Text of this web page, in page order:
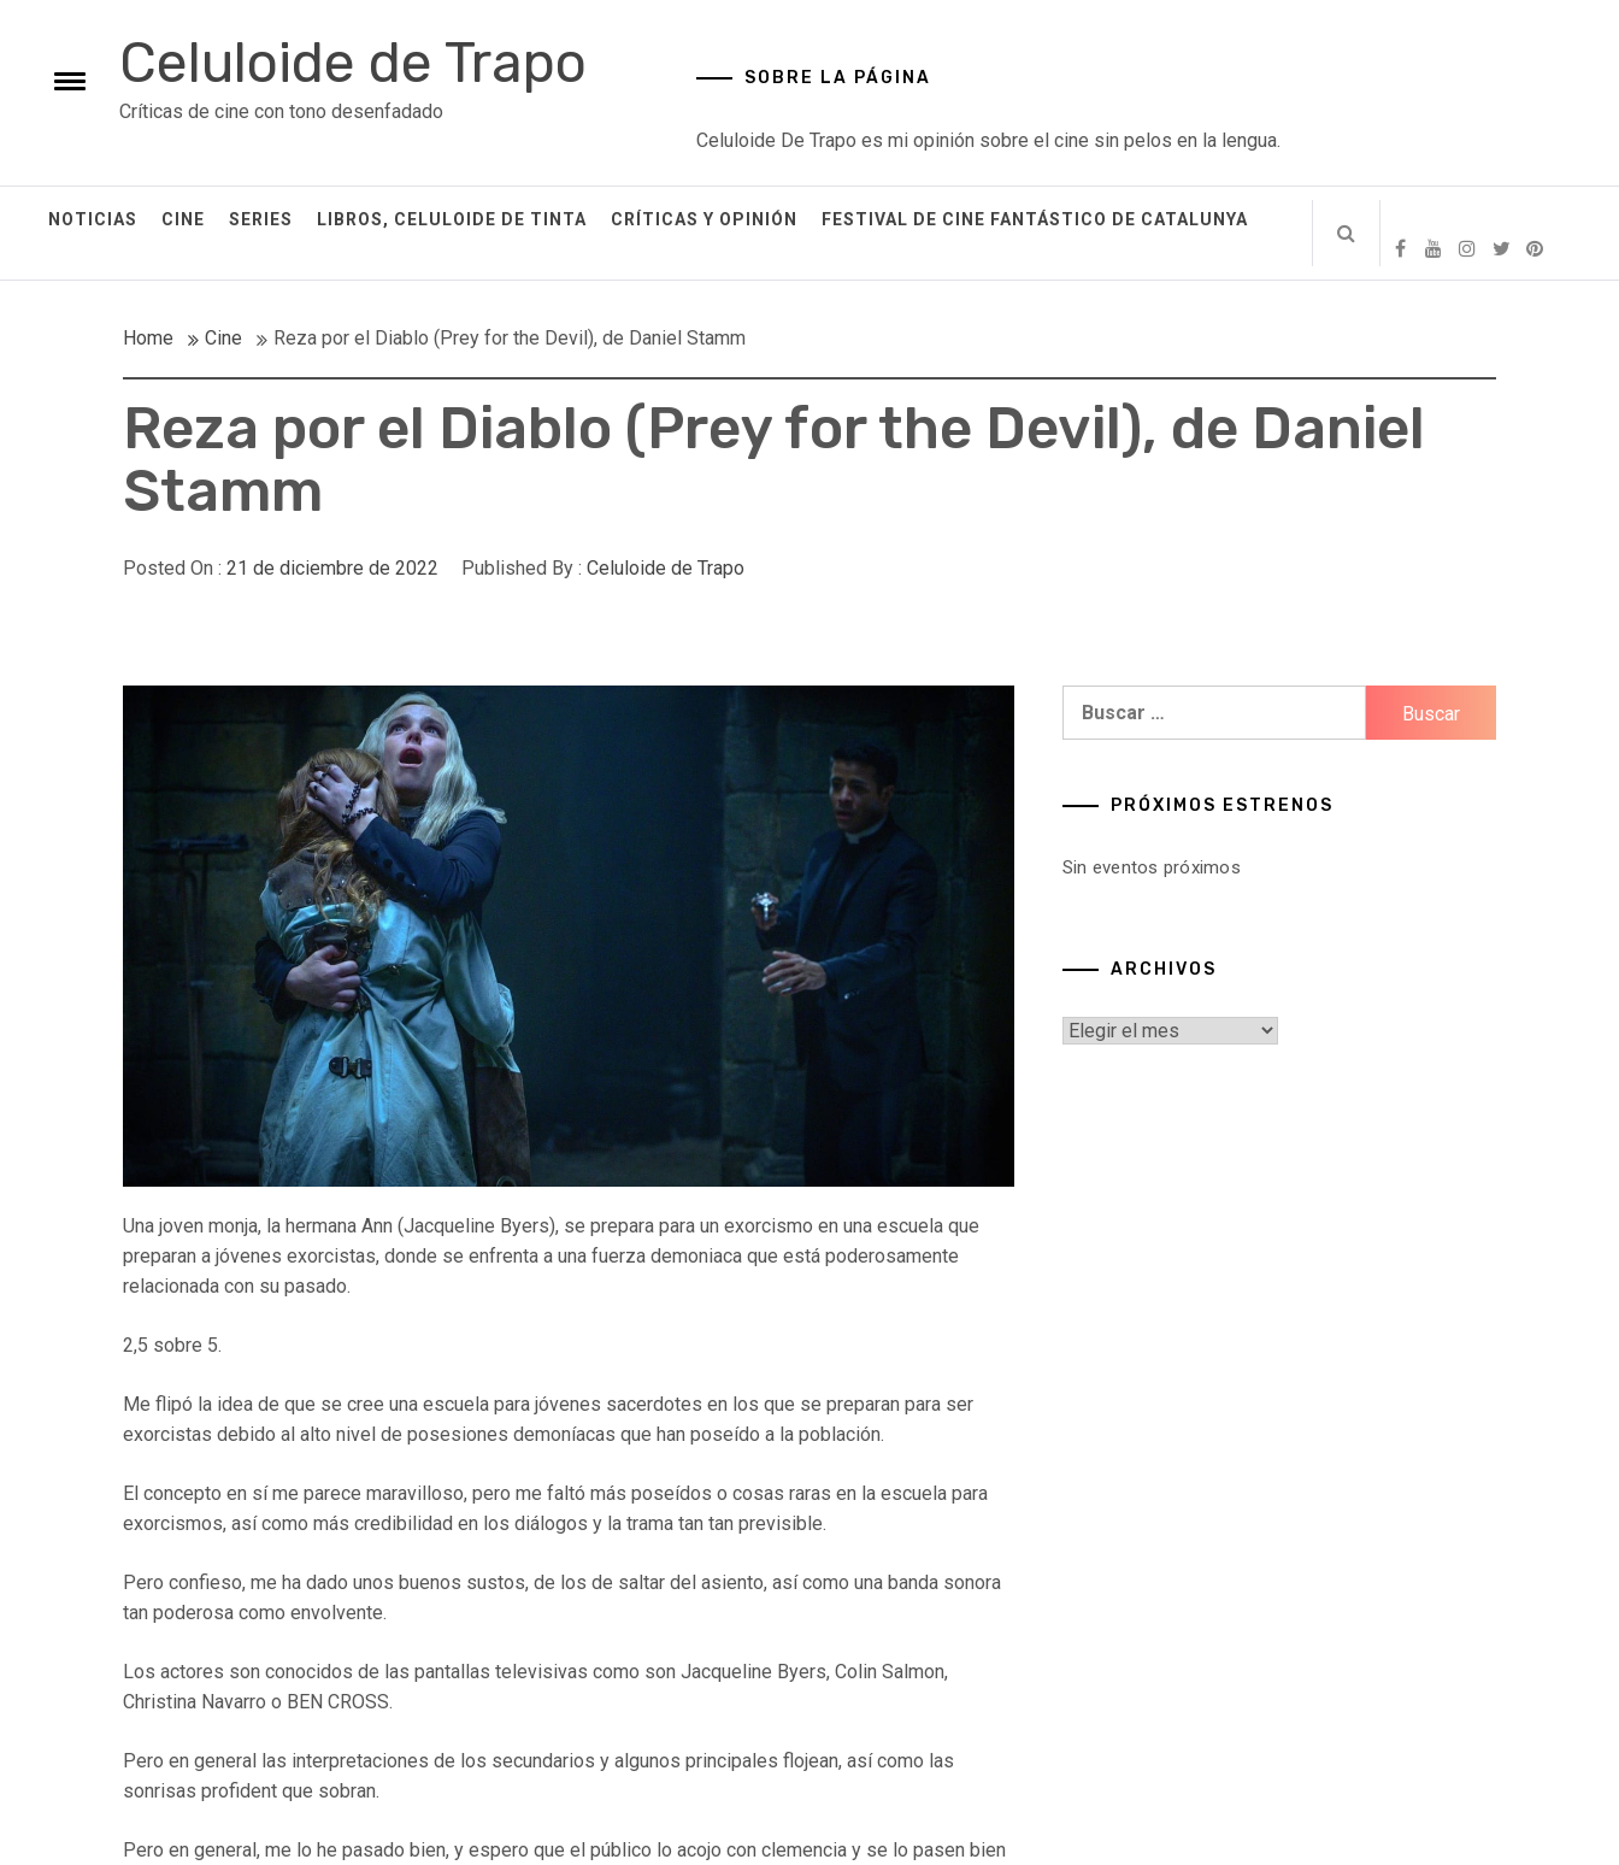
content
Toggle
Celuloide de Trapo
Críticas de cine con tono desenfadado
SOBRE LA PÁGINA
Celuloide De Trapo es mi opinión sobre el cine sin pelos en la lengua.
NOTICIAS CINE SERIES LIBROS, CELULOIDE DE TINTA CRÍTICAS Y OPINIÓN FESTIVAL DE CINE FANTÁSTICO DE CATALUNYA
Home Cine Reza por el Diablo (Prey for the Devil), de Daniel Stamm
Reza por el Diablo (Prey for the Devil), de Daniel
Stamm
Posted On : 21 de diciembre de 2022 Published By : Celuloide de Trapo
Una joven monja, la hermana Ann (Jacqueline Byers), se prepara para un exorcismo en una escuela que
preparan a jóvenes exorcistas, donde se enfrenta a una fuerza demoniaca que está poderosamente
relacionada con su pasado.
2,5 sobre 5.
Me flipó la idea de que se cree una escuela para jóvenes sacerdotes en los que se preparan para ser
exorcistas debido al alto nivel de posesiones demoníacas que han poseído a la población.
El concepto en sí me parece maravilloso, pero me faltó más poseídos o cosas raras en la escuela para
exorcismos, así como más credibilidad en los diálogos y la trama tan tan previsible.
Pero confieso, me ha dado unos buenos sustos, de los de saltar del asiento, así como una banda sonora
tan poderosa como envolvente.
Los actores son conocidos de las pantallas televisivas como son Jacqueline Byers, Colin Salmon,
Christina Navarro o BEN CROSS.
Pero en general las interpretaciones de los secundarios y algunos principales flojean, así como las
sonrisas profident que sobran.
Pero en general, me lo he pasado bien, y espero que el público lo acojo con clemencia y se lo pasen bien
PRÓXIMOS ESTRENOS
Sin eventos próximos
ARCHIVOS
Archivos